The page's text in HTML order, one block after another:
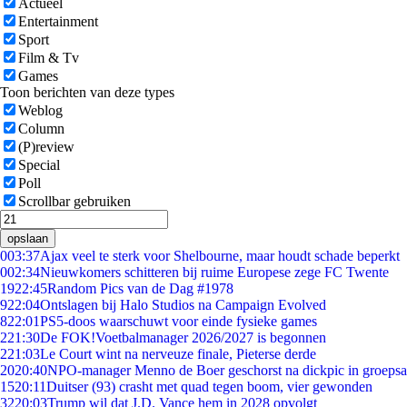
Actueel
Entertainment
Sport
Film & Tv
Games
Toon berichten van deze types
Weblog
Column
(P)review
Special
Poll
Scrollbar gebruiken
opslaan
003:37Ajax veel te sterk voor Shelbourne, maar houdt schade beperkt
002:34Nieuwkomers schitteren bij ruime Europese zege FC Twente
1922:45Random Pics van de Dag #1978
922:04Ontslagen bij Halo Studios na Campaign Evolved
822:01PS5-doos waarschuwt voor einde fysieke games
221:30De FOK!Voetbalmanager 2026/2027 is begonnen
221:03Le Court wint na nerveuze finale, Pieterse derde
2020:40NPO-manager Menno de Boer geschorst na dickpic in
1520:11Duitser (93) crasht met quad tegen boom, vier gewonden
3220:03Trump wil dat J.D. Vance hem in 2028 opvolgt